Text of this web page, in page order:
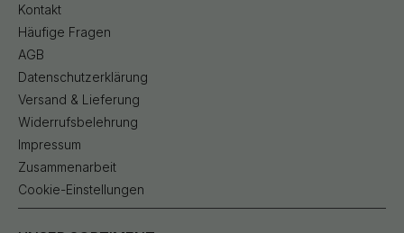
Kontakt
Häufige Fragen
AGB
Datenschutzerklärung
Versand & Lieferung
Widerrufsbelehrung
Impressum
Zusammenarbeit
Cookie-Einstellungen